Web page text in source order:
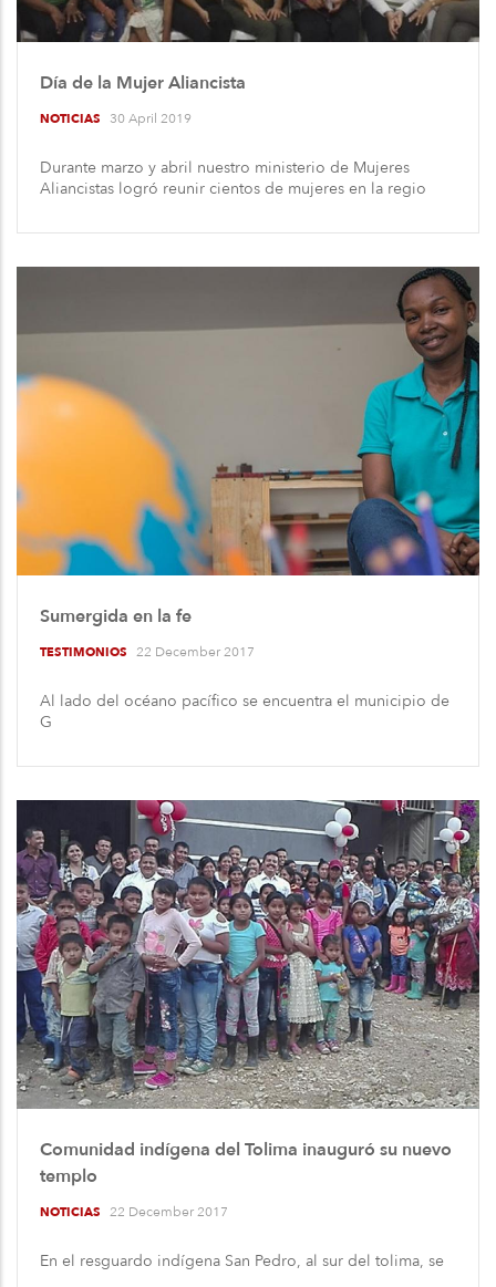
Día de la Mujer Aliancista
NOTICIAS 30 April 2019
Durante marzo y abril nuestro ministerio de Mujeres
Aliancistas logró reunir cientos de mujeres en la regio
Sumergida en la fe
TESTIMONIOS 22 December 2017
Al lado del océano pacífico se encuentra el municipio de
G
Comunidad indígena del Tolima inauguró su nuevo
templo
NOTICIAS 22 December 2017
En el resguardo indígena San Pedro, al sur del tolima, se